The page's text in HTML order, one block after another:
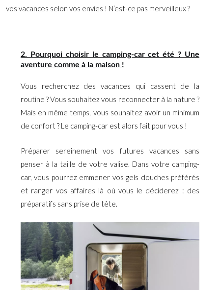
vos vacances selon vos envies ! N’est-ce pas merveilleux ?
2. Pourquoi choisir le camping-car cet été ? Une
aventure comme à la maison !
Vous recherchez des vacances qui cassent de la
routine ? Vous souhaitez vous reconnecter à la nature ?
Mais en même temps, vous souhaitez avoir un minimum
de confort ? Le camping-car est alors fait pour vous !
Préparer sereinement vos futures vacances sans
penser à la taille de votre valise. Dans votre camping-
car, vous pourrez emmener vos gels douches préférés
et ranger vos affaires là où vous le déciderez : des
préparatifs sans prise de tête.